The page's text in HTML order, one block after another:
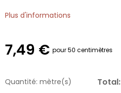
Plus d'informations
7,49 € pour 50 centimètres
Quantité: mètre(s) Total: